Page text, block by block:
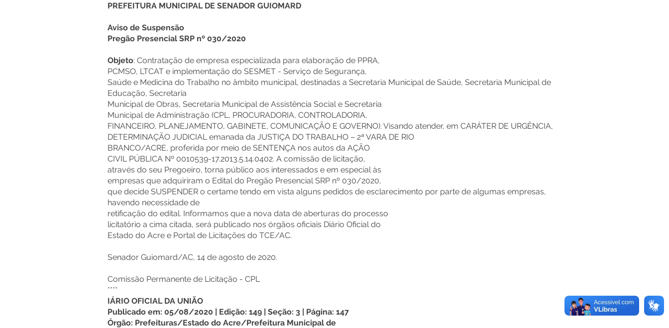
PREFEITURA MUNICIPAL DE SENADOR GUIOMARD
Aviso de Suspensão
Pregão Presencial SRP nº 030/2020
Objeto: Contratação de empresa especializada para elaboração de PPRA,
PCMSO, LTCAT e implementação do SESMET - Serviço de Segurança,
Saúde e Medicina do Trabalho no âmbito municipal, destinadas a Secretaria Municipal de Saúde, Secretaria Municipal de
Educação, Secretaria
Municipal de Obras, Secretaria Municipal de Assistência Social e Secretaria
Municipal de Administração (CPL, PROCURADORIA, CONTROLADORIA,
FINANCEIRO, PLANEJAMENTO, GABINETE, COMUNICAÇÃO E GOVERNO). Visando atender, em CARÁTER DE URGÊNCIA,
DETERMINAÇÃO JUDICIAL emanada da JUSTIÇA DO TRABALHO – 2ª VARA DE RIO
BRANCO/ACRE, proferida por meio de SENTENÇA nos autos da AÇÃO
CIVIL PÚBLICA Nº 0010539-17.2013.5.14.0402. A comissão de licitação,
através do seu Pregoeiro, torna público aos interessados e em especial às
empresas que adquiriram o Edital do Pregão Presencial SRP nº 030/2020,
que decide SUSPENDER o certame tendo em vista alguns pedidos de esclarecimento por parte de algumas empresas,
havendo necessidade de
retificação do edital. Informamos que a nova data de aberturas do processo
licitatório a cima citada, será publicado nos órgãos oficiais Diário Oficial do
Estado do Acre e Portal de Licitações do TCE/AC.
Senador Guiomard/AC, 14 de agosto de 2020.
Comissão Permanente de Licitação - CPL
****
IÁRIO OFICIAL DA UNIÃO
Publicado em: 05/08/2020 | Edição: 149 | Seção: 3 | Página: 147
Órgão: Prefeituras/Estado do Acre/Prefeitura Municipal de